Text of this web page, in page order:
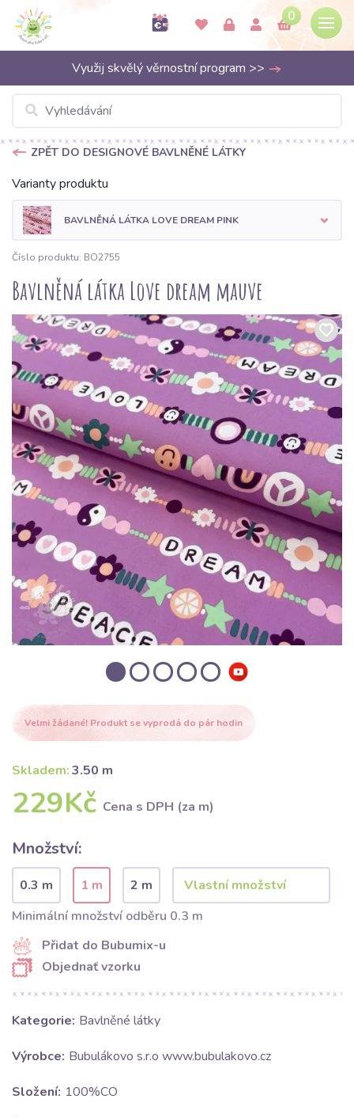
0
Využij skvělý věrnostní program >>
ZPĚT DO DESIGNOVÉ BAVLNĚNÉ LÁTKY
Varianty produktu
BAVLNĚNÁ LÁTKA LOVE DREAM PINK
Číslo produktu: BO2755
Bavlněná látka Love dream mauve
Velmi žádané! Produkt se vyprodá do pár hodin
Skladem:3.50 m
229Kč Cena s DPH (za m)
Množství:
0.3 m 1 m
2 m
Minimální množství odběru 0.3 m
Přidat do Bubumix-u
Objednať vzorku
Kategorie: Bavlněné látky
Výrobce: Bubulákovo s.r.o www.bubulakovo.cz
Složení: 100%CO